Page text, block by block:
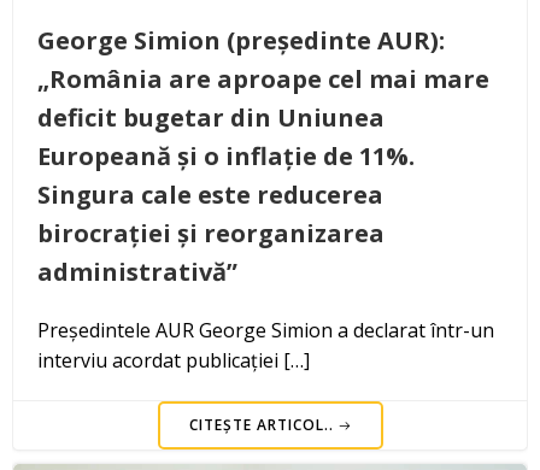
George Simion (președinte AUR):
„România are aproape cel mai mare
deficit bugetar din Uniunea
Europeană și o inflație de 11%.
Singura cale este reducerea
birocrației și reorganizarea
administrativă”
Președintele AUR George Simion a declarat într-un
interviu acordat publicației […]
CITEȘTE ARTICOL..